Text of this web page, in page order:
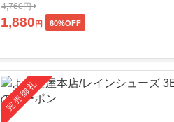
4,760円
1,880 円 60%OFF
完売御礼